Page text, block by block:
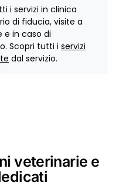
i servizi in clinica
di fiducia, visite a
e in caso di
Scopri tutti i servizi
dal servizio.
veterinarie e